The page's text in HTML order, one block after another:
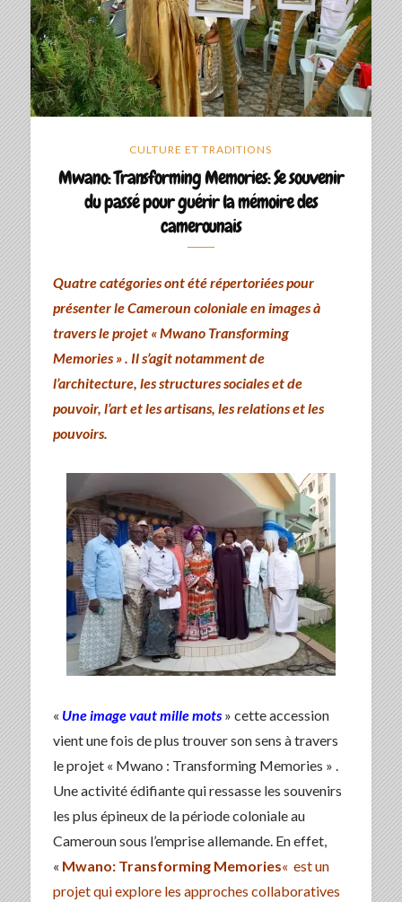
CULTURE ET TRADITIONS
Mwano: Transforming Memories: Se souvenir
du passé pour guérir la mémoire des
camerounais
Quatre catégories ont été répertoriées pour
présenter le Cameroun coloniale en images à
travers le projet « Mwano Transforming
Memories » . Il s’agit notamment de
l’architecture, les structures sociales et de
pouvoir, l’art et les artisans, les relations et les
pouvoirs.
« Une image vaut mille mots» cette accession
vient une fois de plus trouver son sens à travers
le projet « Mwano : Transforming Memories » .
Une activité édifiante qui ressasse les souvenirs
les plus épineux de la période coloniale au
Cameroun sous l’emprise allemande. En effet,
« Mwano: Transforming Memories« est un
projet qui explore les approches collaboratives